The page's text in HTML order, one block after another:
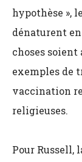
hypothèse »,
dénaturent
choses
exemples de
vaccination
religieuses.
Pour Russell,